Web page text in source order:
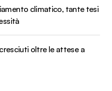
climatico, tante tesi
oltre le attese a